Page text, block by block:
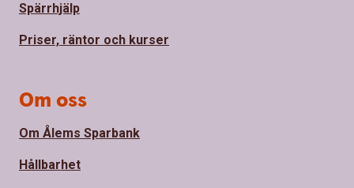
Spärrhjälp
Priser, räntor och kurser
Om oss
Om Ålems Sparbank
Hållbarhet